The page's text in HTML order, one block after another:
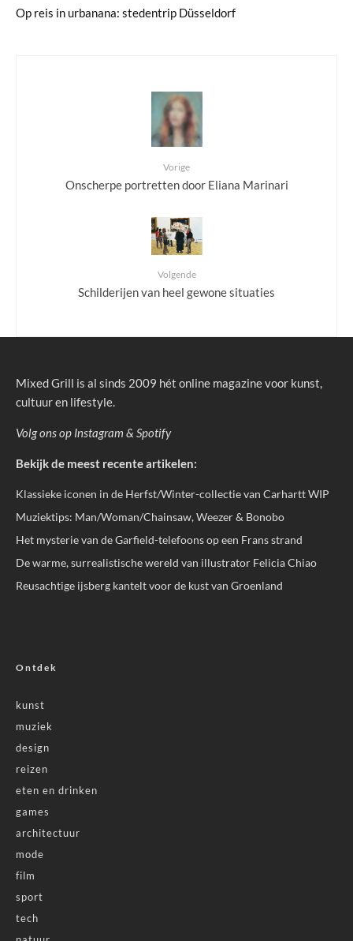
Op reis in urbanana: stedentrip Düsseldorf
Vorige
Onscherpe portretten door Eliana Marinari
Volgende
Schilderijen van heel gewone situaties
Mixed Grill is al sinds 2009 hét online magazine voor kunst,
cultuur en lifestyle.
Volg ons op Instagram & Spotify
Bekijk de meest recente artikelen:
Klassieke iconen in de Herfst/Winter-collectie van Carhartt WIP
Muziektips: Man/Woman/Chainsaw, Weezer & Bonobo
Het mysterie van de Garfield-telefoons op een Frans strand
De warme, surrealistische wereld van illustrator Felicia Chiao
Reusachtige ijsberg kantelt voor de kust van Groenland
Ontdek
kunst
muziek
design
reizen
eten en drinken
games
architectuur
mode
film
sport
tech